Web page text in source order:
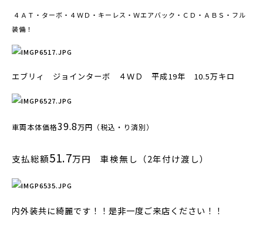
４ＡＴ・ターボ・４ＷＤ・キーレス・Ｗエアバック・ＣＤ・ＡＢＳ・フル
装備！
エブリィ ジョインターボ ４ＷＤ 平成19年 10.5万キロ
車両本体価格39.8万円（税込・り済別）
支払総額51.7万円 車検無し（2年付け渡し）
内外装共に綺麗です！！是非一度ご来店ください！！